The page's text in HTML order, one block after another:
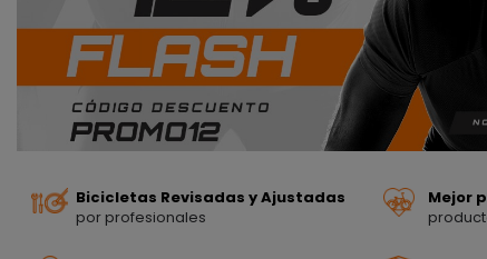
Bicicletas Revisadas y Ajustadas
por profesionales
Mejor